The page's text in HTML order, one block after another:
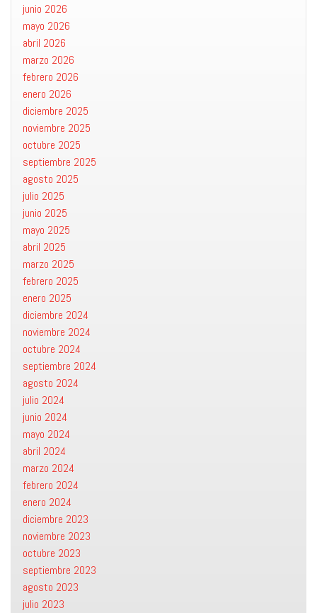
junio 2026
mayo 2026
abril 2026
marzo 2026
febrero 2026
enero 2026
diciembre 2025
noviembre 2025
octubre 2025
septiembre 2025
agosto 2025
julio 2025
junio 2025
mayo 2025
abril 2025
marzo 2025
febrero 2025
enero 2025
diciembre 2024
noviembre 2024
octubre 2024
septiembre 2024
agosto 2024
julio 2024
junio 2024
mayo 2024
abril 2024
marzo 2024
febrero 2024
enero 2024
diciembre 2023
noviembre 2023
octubre 2023
septiembre 2023
agosto 2023
julio 2023